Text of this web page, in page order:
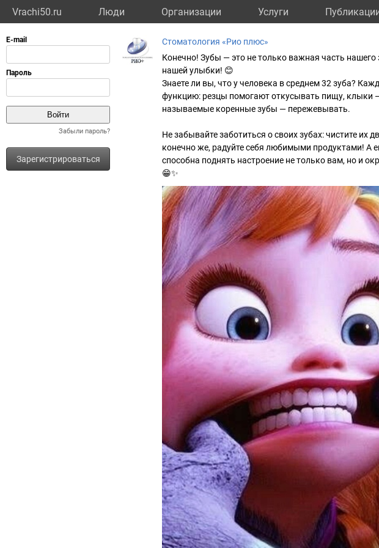
Vrachi50.ru Люди Организации Услуги
Забыли пароль?
Зарегистрироваться
Стоматология «Рио плюс»
Конечно! Зубы — это не только важная часть
нашей улыбки! 😊
Знаете ли вы, что у человека в среднем 32 зуба?
функцию: резцы помогают откусывать пищу, клыки
называемые коренные зубы — пережевывать.
Не забывайте заботиться о своих зубах: чистите их
конечно же, радуйте себя любимыми продуктами! А
способна поднять настроение не только вам, но и
😁✨